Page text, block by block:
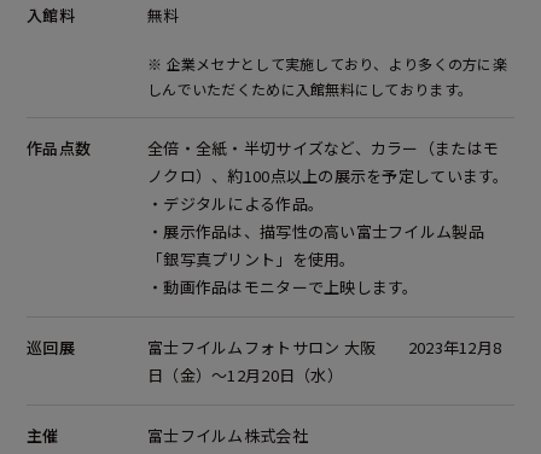
入館料 無料
※ 企業メセナとして実施しており、より多くの方に楽
しんでいただくために入館無料にしております。
作品点数
全倍・全紙・半切サイズなど、カラー（またはモ
ノクロ）、約100点以上の展示を予定しています。
・デジタルによる作品。
・展示作品は、描写性の高い富士フイルム製品
「銀写真プリント」を使用。
・動画作品はモニターで上映します。
巡回展
富士フイルムフォトサロン 大阪 2023年12月8
日（金）～12月20日（水）
主催 富士フイルム株式会社